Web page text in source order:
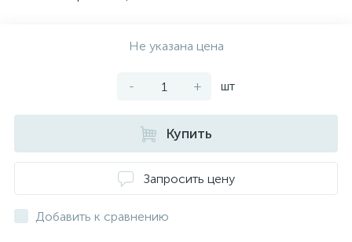
Не указана цена
- + шт
Купить
Запросить цену
Добавить к сравнению